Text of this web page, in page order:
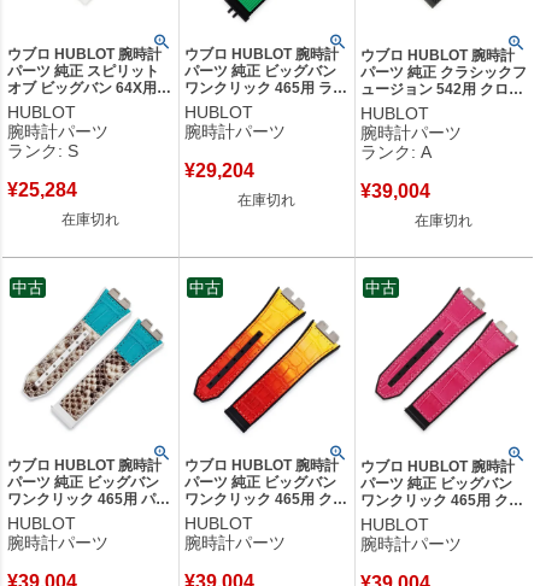
ウブロ HUBLOT 腕時計
パーツ 純正 スピリット
オブ ビッグバン 64X用
ラバーバンド ラバー ホ
ワイト 新品未使用 替え
ベルト ストラップ スペ
ア 28mm ホワイト 白
HUBLOT
腕時計パーツ
ランク: S
¥25,284
在庫切れ
ウブロ HUBLOT 腕時計
パーツ 純正 ビッグバン
ワンクリック 465用 ラバ
ーバンド ラバー グリー
ン 新品同様 替え ベルト
ストラップ 24mm 緑 グ
HUBLOT
腕時計パーツ
¥29,204
在庫切れ
ウブロ HUBLOT 腕時計
パーツ 純正 クラシックフ
ュージョン 542用 クロコ
×ラバーバンド クロコダ
イル ラバー ブラック 新
品同様 ベルト 替え
22mm ブラック 黒 【中
HUBLOT
腕時計パーツ
ランク: A
¥39,004
在庫切れ
ウブロ HUBLOT 腕時計
パーツ 純正 ビッグバン
ワンクリック 465用 パイ
ソン×クロコ×ラバーバン
ド パイソン クロコダイ
ル ラバー ブルー 新品同
HUBLOT
腕時計パーツ
中古
ウブロ HUBLOT 腕時計
パーツ 純正 ビッグバン
ワンクリック 465用 クロ
コ×ラバーバンド クロコ
ダイル ラバー レッド 新
品同様 ベルト 24mm 赤
HUBLOT
腕時計パーツ
中古
ウブロ HUBLOT 腕時計
パーツ 純正 ビッグバン
ワンクリック 465用 クロ
コ×ラバーバンド クロコ
ダイル ラバー ピンク 新
品同様 ベルト ストラップ
HUBLOT
腕時計パーツ
中古